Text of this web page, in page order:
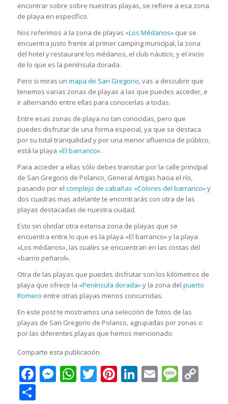
encontrar sobre sobre nuestras playas, se refiere a esa zona
de playa en específico.
Nos referimos a la zona de playas «Los Médanos»que se
encuentra justo frente al primer camping municipal, la zona
del hotel y restaurant los médanos, el club náutico, y el inicio
de lo que es la península dorada.
Pero si miras un mapa de San Gregorio, vas a descubrir que
tenemos varias zonas de playas a las que puedes acceder, e
ir alternando entre ellas para conocerlas a todas.
Entre esas zonas de playa no tan conocidas, pero que
puedes disfrutar de una forma especial, ya que se destaca
por su total tranquilidad y por una menor afluencia de público,
está la playa «El barranco».
Para acceder a ellas sólo debes transitar por la calle principal
de San Gregorio de Polanco, General Artigas hacia el río,
pasando por el complejo de cabañas «Colores del barranco»y
dos cuadras mas adelante te encontrarás con otra de las
playas destacadas de nuestra ciudad.
Esto sin olvidar otra extensa zona de playas que se
encuentra entre lo que es la playa «El barranco» y la playa
«Los médanos», las cuales se encuentran en las costas del
«barrio peñarol».
Otra de las playas que puedes disfrutar son los kilómetros de
playa que ofrece la «Península dorada»y la zona del puerto
Romero entre otras playas menos concurridas.
En este post te mostramos una selección de fotos de las
playas de San Gregorio de Polanco, agrupadas por zonas o
por las diferentes playas que hemos mencionado.
Comparte esta publicación
Facebook
Messenger
WhatsApp
Twitter
Pinterest
LinkedIn
Email
Compartir